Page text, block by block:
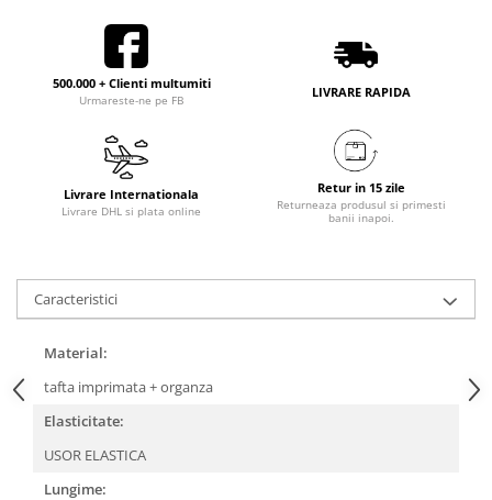
500.000 + Clienti multumiti
Urmareste-ne pe FB
LIVRARE RAPIDA
Livrare Internationala
Livrare DHL si plata online
Retur in 15 zile
Returneaza produsul si primesti
banii inapoi.
Caracteristici
Material:
tafta imprimata + organza
Elasticitate:
USOR ELASTICA
Lungime: